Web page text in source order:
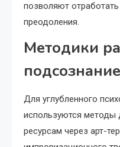
позволяют
преодоления.
Методики
Для углубленного
используются методы
ресурсам через арт-